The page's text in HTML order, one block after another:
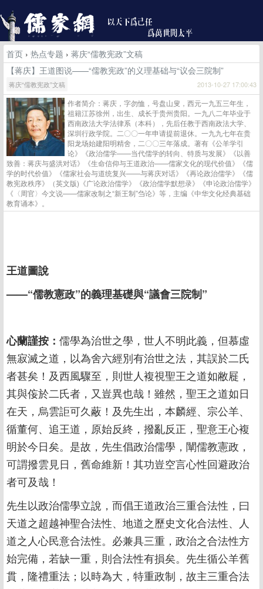
首页 › 热点专题 › 蒋庆“儒教宪政”文稿
【蒋庆】王道图说——“儒教宪政”的义理基础与“议会三院制”
蒋庆“儒教宪政”文稿 2013-10-27 17:00:43
作者简介：蒋庆，字勿恤，号盘山叟，西元一九五三年生，
祖籍江苏徐州，出生、成长于贵州贵阳。一九八二年毕业于
西南政法大学法律系（本科），先后任教于西南政法大学、
深圳行政学院。二〇〇一年申请提前退休。一九九七年在贵
阳龙场始建阳明精舍，二〇〇三年落成。著有《公羊学引
论》《政治儒学——当代儒学的转向、特质与发展》《以善
致善：蒋庆与盛洪对话》《生命信仰与王道政治——儒家文化的现代价值》《儒
学的时代价值》《儒家社会与道统复兴——与蒋庆对话》《再论政治儒学》《儒
教宪政秩序》（英文版)《广论政治儒学》《政治儒学默想录》《申论政治儒学》
《〈周官〉今文说——儒家改制之“新王制”刍论》等，主编《中华文化经典基础
教育诵本》。
王道圖說
——“儒教憲政”的義理基礎與“議會三院制”
心蘭謹按： 儒學為治世之學，世人不明此義，但慕虛
無寂滅之道，以為舍六經別有治世之法，其誤於二氏
者甚矣！及西風驟至，則世人複視聖王之道如敝屣，
其與侫於二氏者，又豈異也哉！雖然，聖王之道如日
在天，烏雲詎可久蔽！及先生出，本麟經、宗公羊、
循董何、追王道，原始反終，撥亂反正，聖意王心複
明於今日矣。是故，先生倡政治儒學，闡儒教憲政，
可謂撥雲見日，舊命維新！其功豈空言心性回避政治
者可及哉！
先生以政治儒學立說，而倡王道政治三重合法性，曰
天道之超越神聖合法性、地道之歷史文化合法性、人
道之人心民意合法性。必兼具三重，政治之合法性方
始完備，若缺一重，則合法性有損矣。先生循公羊舊
貫，隆禮重法；以時為大，特重政制，故主三重合法